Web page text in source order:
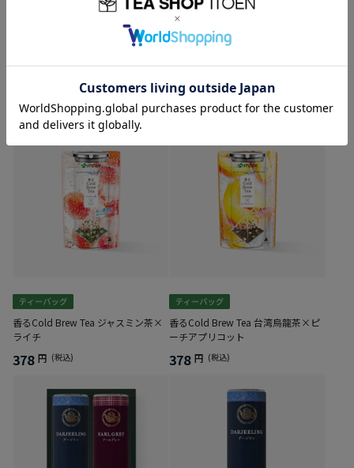
1,080 円 (税込)
ライチ烏龍茶
980 円 (税込)
香るCold Brew Tea ジャスミン茶×
ライチ
378 円 (税込)
香るCold Brew Tea 台湾烏龍茶×ピ
ーチアプリコット
378 円 (税込)